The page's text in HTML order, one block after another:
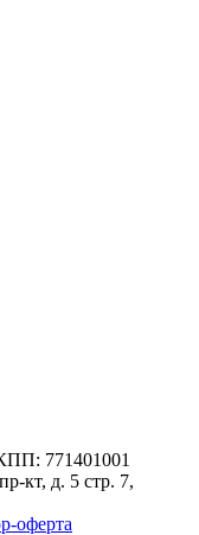
771401001
кт, д. 5 стр. 7,
оферта